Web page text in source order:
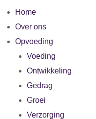
Home
Over ons
Opvoeding
Voeding
Ontwikkeling
Gedrag
Groei
Verzorging